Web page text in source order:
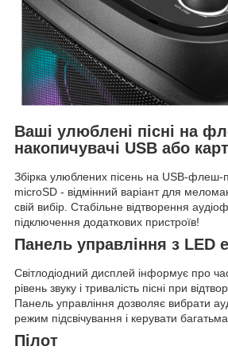
Ваші улюблені пісні на
накопичувачі USB або
Збірка улюблених пісень на USB-флеш-
microSD - відмінний варіант для
свій вибір. Стабільне відтворення
підключення додаткових пристроїв!
Панель управління з LED
Світлодіодний дисплей інформує про
рівень звуку і тривалість пісні при
Панель управління дозволяє вибрати
режим підсвічування і керувати
Пілот